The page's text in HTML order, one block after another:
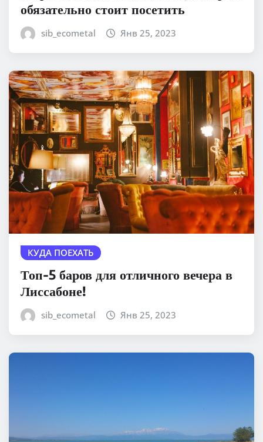
обязательно стоит посетить
sib_ecometal Янв 25, 2023
КУДА ПОЕХАТЬ
Топ-5 баров для отличного вечера в
Лиссабоне!
sib_ecometal Янв 25, 2023